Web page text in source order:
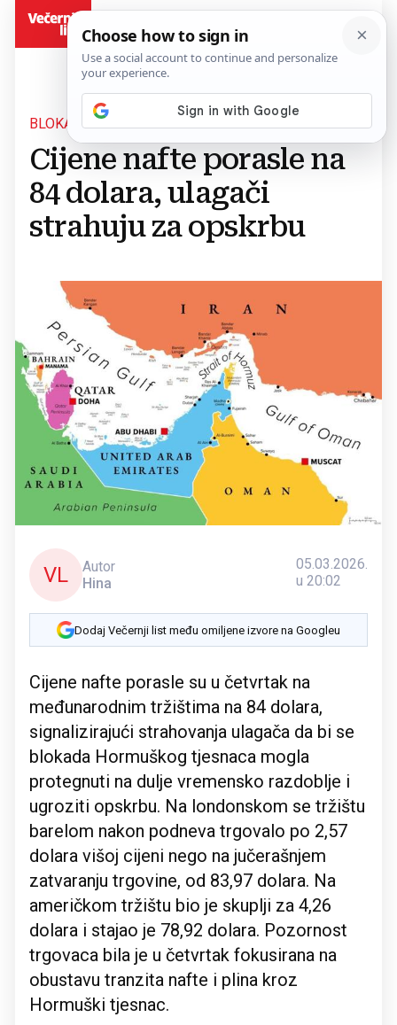
BLOKADA HORMUŠKOG TJESNACA
Cijene nafte porasle na
84 dolara, ulagači
strahuju za opskrbu
VL
Autor
Hina
05.03.2026.
u 20:02
Dodaj Večernji list među omiljene izvore na Googleu
Cijene nafte porasle su u četvrtak na
međunarodnim tržištima na 84 dolara,
signalizirajući strahovanja ulagača da bi se
blokada Hormuškog tjesnaca mogla
protegnuti na dulje vremensko razdoblje i
ugroziti opskrbu. Na londonskom se tržištu
barelom nakon podneva trgovalo po 2,57
dolara višoj cijeni nego na jučerašnjem
zatvaranju trgovine, od 83,97 dolara. Na
američkom tržištu bio je skuplji za 4,26
dolara i stajao je 78,92 dolara. Pozornost
trgovaca bila je u četvrtak fokusirana na
obustavu tranzita nafte i plina kroz
Hormuški tjesnac.